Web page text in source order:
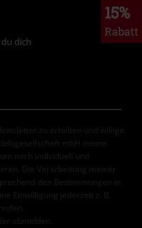
15%
Rabatt
dich
zu erhalten und willige
mbH meine
mich individuell und
Die Verarbeitung meiner
den Bestimmungen in
Einwilligung jederzeit z. B.
abmelden.